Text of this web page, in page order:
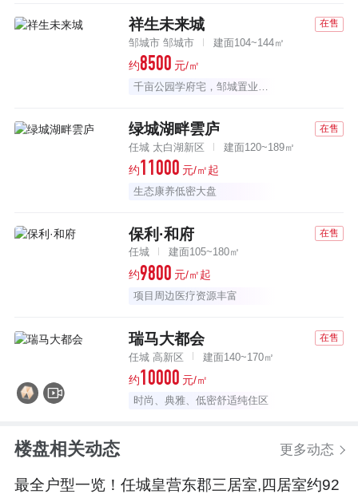
祥生未来城 在售
邹城市 邹城市 建面104~144㎡
约8500 元/㎡
绿城湖畔雲庐 在售
任城 太白湖新区 建面120~189㎡
约11000 元/㎡起
生态康养低密大盘
保利·和府 在售
任城 建面105~180㎡
约9800 元/㎡起
项目周边医疗资源丰富
瑞马大都会 在售
任城 高新区 建面140~170㎡
约10000 元/㎡
时尚、典雅、低密舒适纯住区
楼盘相关动态 更多动态
最全户型一览！任城皇营东郡三居室,四居室约92